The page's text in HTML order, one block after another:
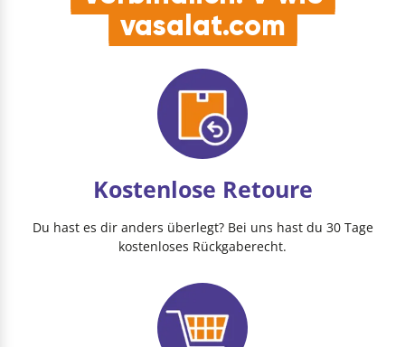
vasalat.com
Kostenlose Retoure
Du hast es dir anders überlegt? Bei uns hast du 30 Tage
kostenloses Rückgaberecht.